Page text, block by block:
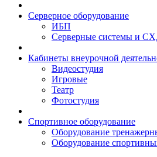
Серверное оборудование
ИБП
Серверные системы и
Кабинеты внеурочной
Видеостудия
Игровые
Театр
Фотостудия
Спортивное оборудование
Оборудование
Оборудование